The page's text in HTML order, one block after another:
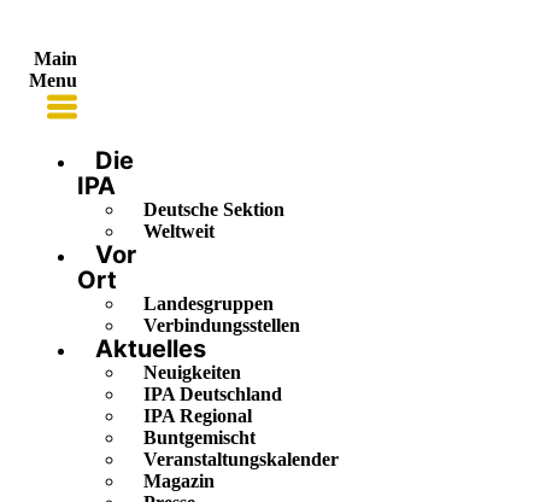
Main
Menu
Die
IPA
Deutsche Sektion
Weltweit
Vor
Ort
Landesgruppen
Verbindungsstellen
Aktuelles
Neuigkeiten
IPA Deutschland
IPA Regional
Buntgemischt
Veranstaltungskalender
Magazin